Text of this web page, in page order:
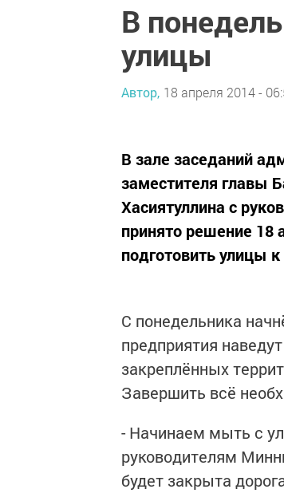
В
улицы
Автор, 18 апреля 2014 -
В зале заседаний
заместителя главы
Хасиятуллина с
принято решение 18
подготовить улицы
С понедельника
предприятия
закреплённых
Завершить всё
- Начинаем мыть с
руководителям
будет закрыта